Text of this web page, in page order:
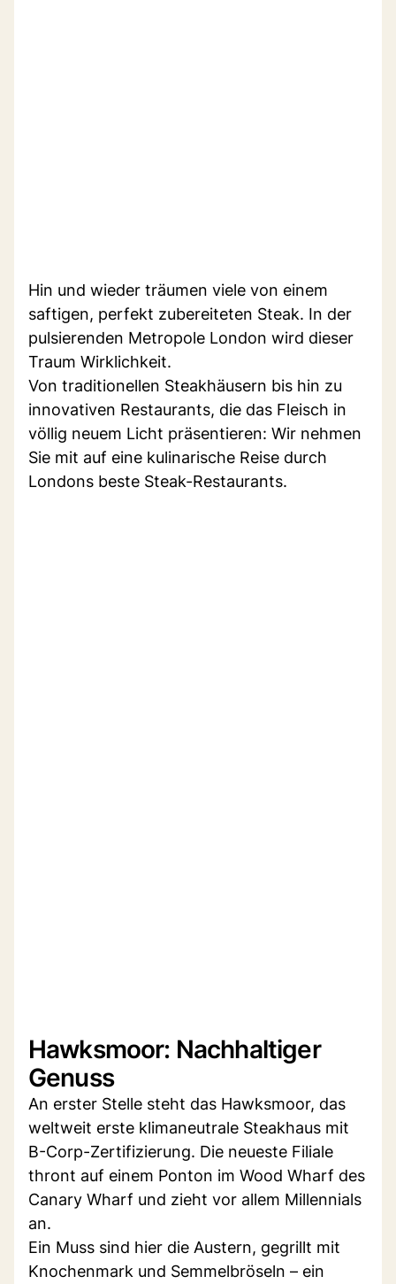
Hin und wieder träumen viele von einem
saftigen, perfekt zubereiteten Steak. In der
pulsierenden Metropole London wird dieser
Traum Wirklichkeit.
Von traditionellen Steakhäusern bis hin zu
innovativen Restaurants, die das Fleisch in
völlig neuem Licht präsentieren: Wir nehmen
Sie mit auf eine kulinarische Reise durch
Londons beste Steak-Restaurants.
Hawksmoor: Nachhaltiger
Genuss
An erster Stelle steht das Hawksmoor, das
weltweit erste klimaneutrale Steakhaus mit
B-Corp-Zertifizierung. Die neueste Filiale
thront auf einem Ponton im Wood Wharf des
Canary Wharf und zieht vor allem Millennials
an.
Ein Muss sind hier die Austern, gegrillt mit
Knochenmark und Semmelbröseln – ein